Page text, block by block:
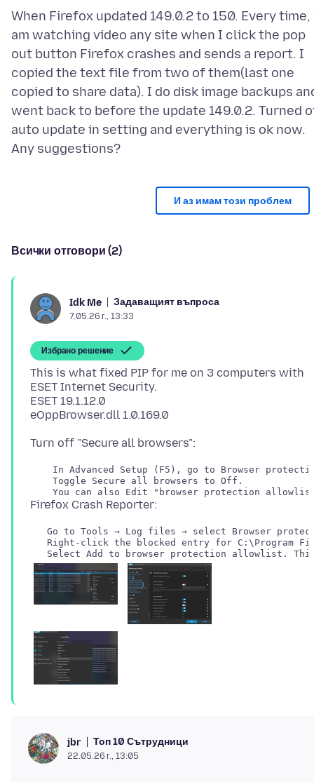
When Firefox updated 149.0.2 to 150. Every time,
am watching video any site when I click the pop
out button Firefox crashes and sends a report. I
copied the text file from two of them(last one
copied to share data). I do disk image backups
went back to before the update 149.0.2. Turned
auto update in setting and everything is ok now.
И аз имам този проблем
Всички отговори (2)
Idk Me Задаващият въпроса
7.05.26 г., 13:33
Избрано решение
This is what fixed PIP for me on 3 computers with
ESET Internet Security.
ESET 19.1.12.0
In Advanced Setup (F5), go to Browser
    Toggle Secure all browsers to Off.
Go to Tools → Log files → select Browser
Right-click the blocked entry for C:\Program
jbr Топ 10 Сътрудници
22.05.26 г., 13:05